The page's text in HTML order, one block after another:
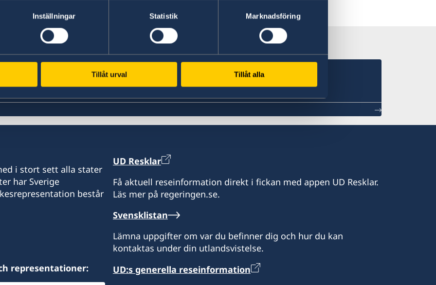
Inställningar Statistik Marknadsföring
Tillåt urval Tillåt alla
i stort sett alla stater
har Sverige
består
representationer:
UD Resklar
Få aktuell reseinformation direkt i fickan med appen UD Resklar.
Läs mer på regeringen.se.
Svensklistan
Lämna uppgifter om var du befinner dig och hur du kan
kontaktas under din utlandsvistelse.
UD:s generella reseinformation